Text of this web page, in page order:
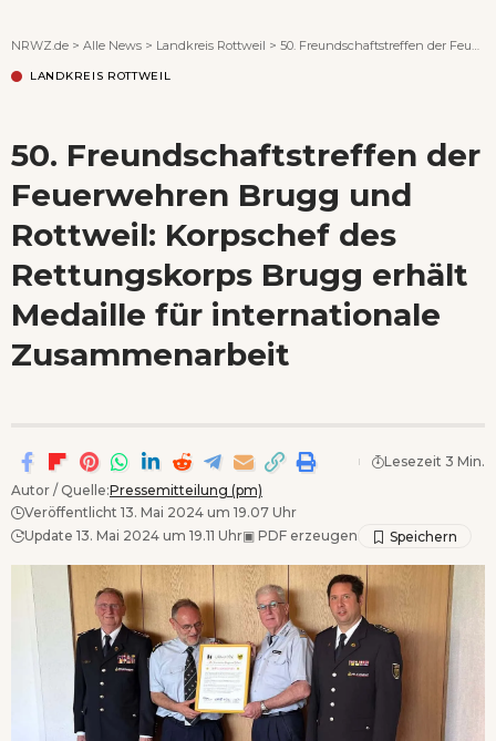
NRWZ.de > Alle News > Landkreis Rottweil > 50. Freundschaftstreffen der Feuerwehren Brugg und Rottweil: Korpschef des Rettungskorps Brugg erhält Medaille für internationale Zusammenarbeit
LANDKREIS ROTTWEIL
50. Freundschaftstreffen der
Feuerwehren Brugg und
Rottweil: Korpschef des
Rettungskorps Brugg erhält
Medaille für internationale
Zusammenarbeit
Autor / Quelle:Pressemitteilung (pm)
Veröffentlicht 13. Mai 2024 um 19.07 Uhr
Update 13. Mai 2024 um 19.11 Uhr▣ PDF erzeugen
Lesezeit 3 Min.